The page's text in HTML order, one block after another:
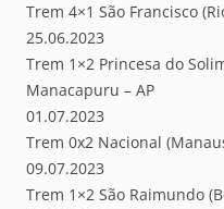
Trem 4×1 São Francisco
25.06.2023
Trem 1×2 Princesa do
Manacapuru – AP
01.07.2023
Trem 0x2 Nacional
09.07.2023
Trem 1×2 São Raimundo